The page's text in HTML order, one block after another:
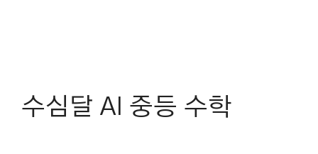
수심달 AI 중등 수학